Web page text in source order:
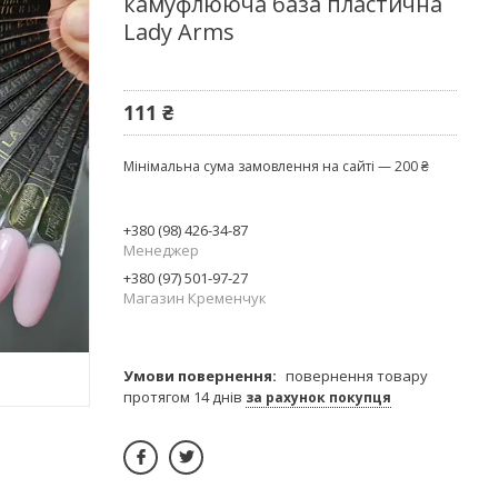
Lady Arms
111 ₴
Мінімальна сума замовлення на сайті — 200 ₴
+380 (98) 426-34-87
Менеджер
+380 (97) 501-97-27
Магазин Кременчук
повернення товару
протягом 14 днів за рахунок покупця